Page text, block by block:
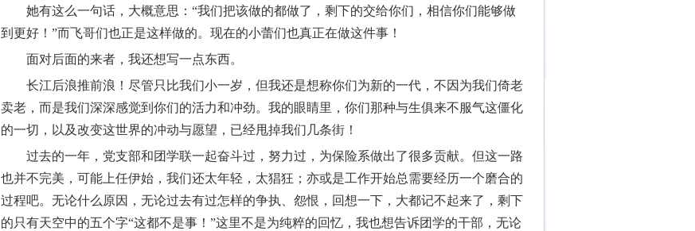
她有这么一句话，大概意思：“我们把该做的都做了，剩下的交给你们，相信你们能够做
到更好！”而飞哥们也正是这样做的。现在的小蕾们也真正在做这件事！
面对后面的来者，我还想写一点东西。
长江后浪推前浪！尽管只比我们小一岁，但我还是想称你们为新的一代，不因为我们倚老
卖老，而是我们深深感觉到你们的活力和冲劲。我的眼睛里，你们那种与生俱来不服气这僵化
的一切，以及改变这世界的冲动与愿望，已经甩掉我们几条街！
过去的一年，党支部和团学联一起奋斗过，努力过，为保险系做出了很多贡献。但这一路
也并不完美，可能上任伊始，我们还太年轻，太猖狂；亦或是工作开始总需要经历一个磨合的
过程吧。无论什么原因，无论过去有过怎样的争执、怨恨，回想一下，大都记不起来了，剩下
的只有天空中的五个字“这都不是事！”这里不是为纯粹的回忆，我也想告诉团学的干部，无论